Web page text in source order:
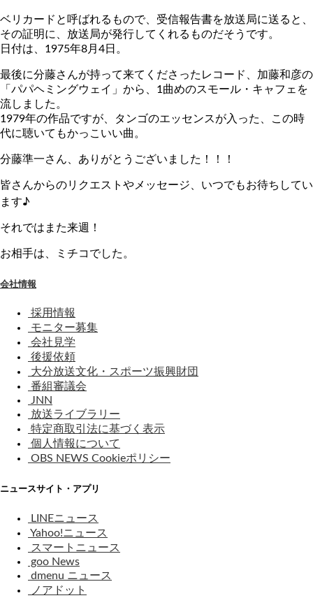
ベリカードと呼ばれるもので、受信報告書を放送局に送ると、
その証明に、放送局が発行してくれるものだそうです。
日付は、1975年8月4日。
最後に分藤さんが持って来てくださったレコード、加藤和彦の
「パパヘミングウェイ」から、1曲めのスモール・キャフェを
流しました。
1979年の作品ですが、タンゴのエッセンスが入った、この時
代に聴いてもかっこいい曲。
分藤準一さん、ありがとうございました！！！
皆さんからのリクエストやメッセージ、いつでもお待ちしてい
ます♪
それではまた来週！
お相手は、ミチコでした。
会社情報
採用情報
モニター募集
会社見学
後援依頼
大分放送文化・スポーツ振興財団
番組審議会
JNN
放送ライブラリー
特定商取引法に基づく表示
個人情報について
OBS NEWS Cookieポリシー
ニュースサイト・アプリ
LINEニュース
Yahoo!ニュース
スマートニュース
goo News
dmenu ニュース
ノアドット